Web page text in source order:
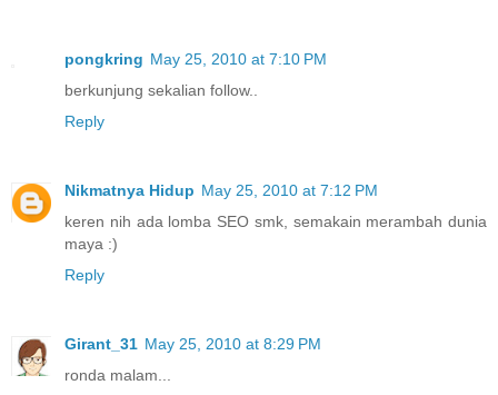
pongkring May 25, 2010 at 7:10 PM
berkunjung sekalian follow..
Reply
Nikmatnya Hidup May 25, 2010 at 7:12 PM
keren nih ada lomba SEO smk, semakain merambah dunia
maya :)
Reply
Girant_31 May 25, 2010 at 8:29 PM
ronda malam...